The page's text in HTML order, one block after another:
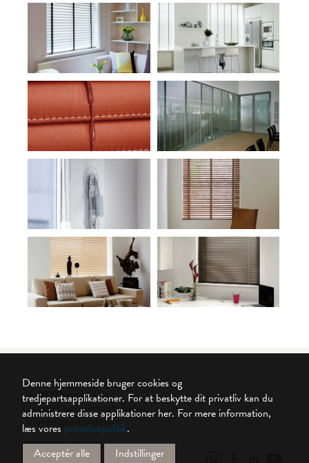
© 2026 Silent Gliss
Juridisk ansvarsfraskrivelse
Fortrolighedspolitik
Cookie Settings
Denne hjemmeside bruger cookies og
tredjepartsapplikationer. For at beskytte dit privatliv kan du
administrere disse applikationer her. For mere information,
læs vores privatlivspolitik.
Acceptér alle
Indstillinger